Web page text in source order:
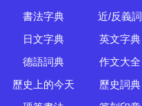
書法字典 近/反義詞
日文字典 英文字典
德語詞典 作文大全
歷史上的今天 歷史詞典